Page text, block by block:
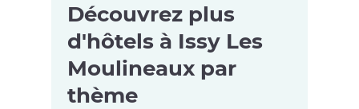
Découvrez plus
d'hôtels à Issy Les
Moulineaux par
thème